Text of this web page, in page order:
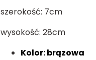
szerokość: 7cm
wysokość: 28cm
Kolor: brązowa